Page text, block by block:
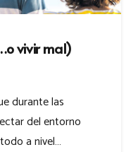
vivir mal)
durante las
del entorno
a nivel…